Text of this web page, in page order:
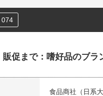
074
促まで：嗜好品のブラ
食品商社（日系